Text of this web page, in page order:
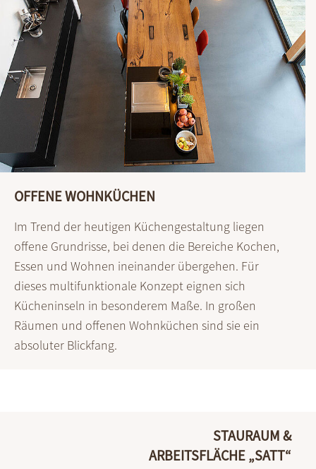
OFFENE WOHNKÜCHEN
Im Trend der heutigen Küchen­gestaltung liegen
offene Grund­risse, bei denen die Bereiche Kochen,
Essen und Wohnen ineinander übergehen. Für
dieses multi­funktionale Konzept eignen sich
Küchen­inseln in besonderem Maße. In großen
Räumen und offenen Wohn­küchen sind sie ein
absoluter Blick­fang.
STAURAUM &
ARBEITSFLÄCHE „SATT“